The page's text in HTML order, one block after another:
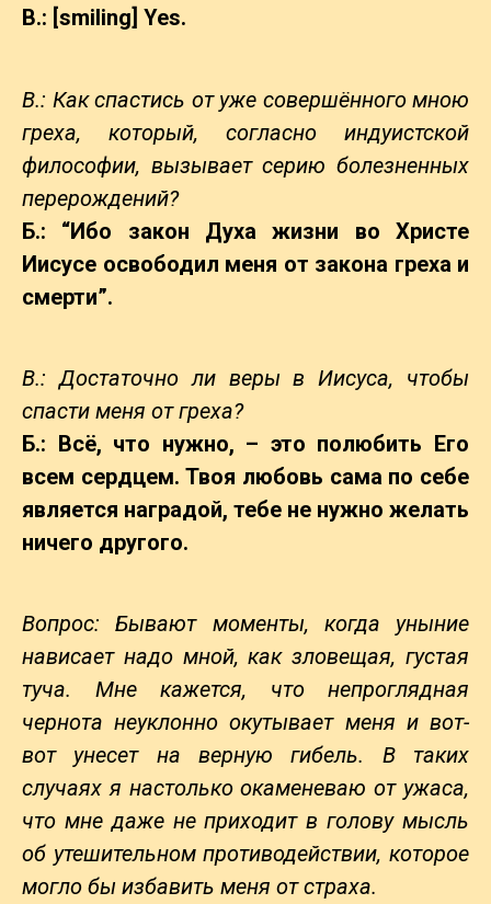
B.: [smiling] Yes.
В.: Как спастись от уже совершённого мною
греха, который, согласно индуистской
философии, вызывает серию болезненных
перерождений?
Б.: “Ибо закон Духа жизни во Христе
Иисусе освободил меня от закона греха и
смерти”.
В.: Достаточно ли веры в Иисуса, чтобы
спасти меня от греха?
Б.: Всё, что нужно, – это полюбить Его
всем сердцем. Твоя любовь сама по себе
является наградой, тебе не нужно желать
ничего другого.
Вопрос: Бывают моменты, когда уныние
нависает надо мной, как зловещая, густая
туча. Мне кажется, что непроглядная
чернота неуклонно окутывает меня и вот-
вот унесет на верную гибель. В таких
случаях я настолько окаменеваю от ужаса,
что мне даже не приходит в голову мысль
об утешительном противодействии, которое
могло бы избавить меня от страха.